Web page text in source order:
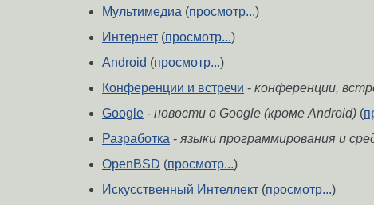
Мультимедиа (просмотр...)
Интернет (просмотр...)
Android (просмотр...)
Конференции и встречи - конференции,
Google - новости о Google (кроме Android) (
Разработка - языки программирования и
OpenBSD (просмотр...)
Искусственный Интеллект (просмотр...)